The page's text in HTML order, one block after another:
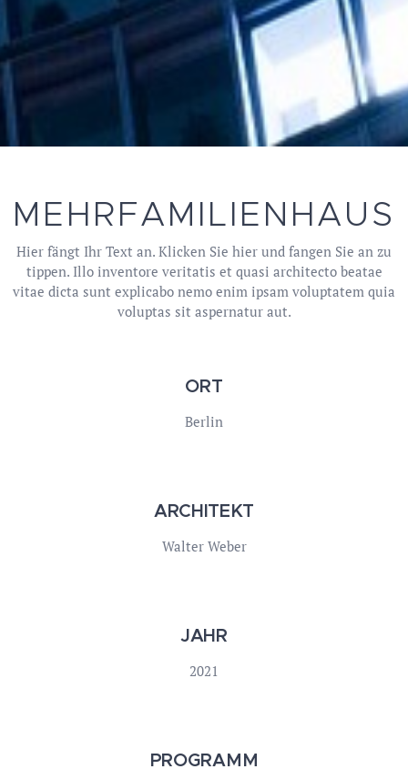
MEHRFAMILIENHAUS
Hier fängt Ihr Text an. Klicken Sie hier und fangen Sie an zu
tippen. Illo inventore veritatis et quasi architecto beatae
vitae dicta sunt explicabo nemo enim ipsam voluptatem quia
voluptas sit aspernatur aut.
ORT
Berlin
ARCHITEKT
Walter Weber
JAHR
2021
PROGRAMM